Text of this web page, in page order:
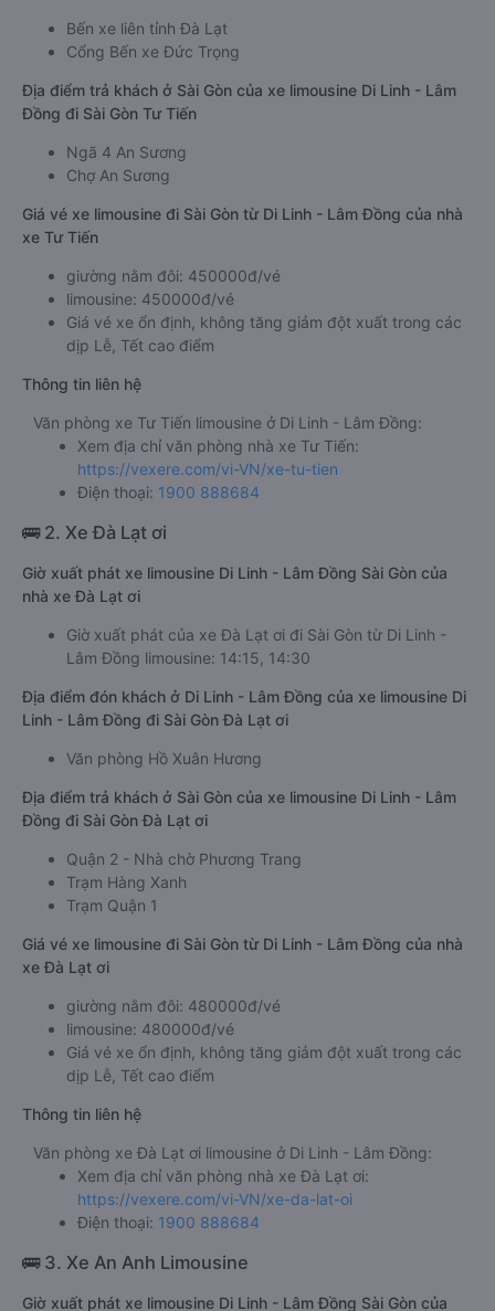
Bến xe liên tỉnh Đà Lạt
Cổng Bến xe Đức Trọng
Địa điểm trả khách ở Sài Gòn của xe limousine Di Linh - Lâm
Đồng đi Sài Gòn Tư Tiến
Ngã 4 An Sương
Chợ An Sương
Giá vé xe limousine đi Sài Gòn từ Di Linh - Lâm Đồng của nhà
xe Tư Tiến
giường nằm đôi: 450000đ/vé
limousine: 450000đ/vé
Giá vé xe ổn định, không tăng giảm đột xuất trong các
dịp Lễ, Tết cao điểm
Thông tin liên hệ
Văn phòng xe Tư Tiến limousine ở Di Linh - Lâm Đồng:
Xem địa chỉ văn phòng nhà xe Tư Tiến:
https://vexere.com/vi-VN/xe-tu-tien
Điện thoại: 1900 888684
🚌 2. Xe Đà Lạt ơi
Giờ xuất phát xe limousine Di Linh - Lâm Đồng Sài Gòn của
nhà xe Đà Lạt ơi
Giờ xuất phát của xe Đà Lạt ơi đi Sài Gòn từ Di Linh -
Lâm Đồng limousine: 14:15, 14:30
Địa điểm đón khách ở Di Linh - Lâm Đồng của xe limousine Di
Linh - Lâm Đồng đi Sài Gòn Đà Lạt ơi
Văn phòng Hồ Xuân Hương
Địa điểm trả khách ở Sài Gòn của xe limousine Di Linh - Lâm
Đồng đi Sài Gòn Đà Lạt ơi
Quận 2 - Nhà chờ Phương Trang
Trạm Hàng Xanh
Trạm Quận 1
Giá vé xe limousine đi Sài Gòn từ Di Linh - Lâm Đồng của nhà
xe Đà Lạt ơi
giường nằm đôi: 480000đ/vé
limousine: 480000đ/vé
Giá vé xe ổn định, không tăng giảm đột xuất trong các
dịp Lễ, Tết cao điểm
Thông tin liên hệ
Văn phòng xe Đà Lạt ơi limousine ở Di Linh - Lâm Đồng:
Xem địa chỉ văn phòng nhà xe Đà Lạt ơi:
https://vexere.com/vi-VN/xe-da-lat-oi
Điện thoại: 1900 888684
🚌 3. Xe An Anh Limousine
Giờ xuất phát xe limousine Di Linh - Lâm Đồng Sài Gòn của